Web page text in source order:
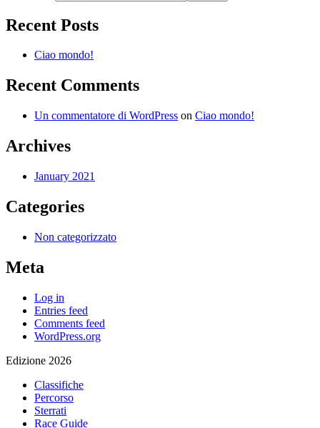
Recent Posts
Ciao mondo!
Recent Comments
Un commentatore di WordPress on Ciao mondo!
Archives
January 2021
Categories
Non categorizzato
Meta
Log in
Entries feed
Comments feed
WordPress.org
Edizione 2026
Classifiche
Percorso
Sterrati
Race Guide